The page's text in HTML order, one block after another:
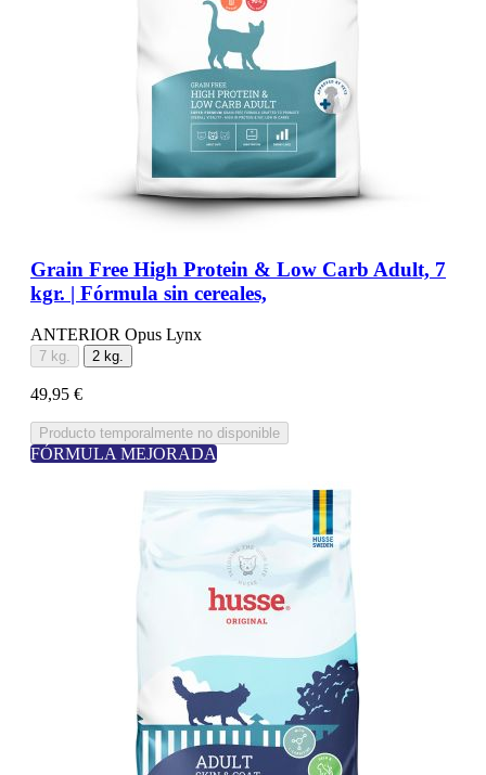
Grain Free High Protein & Low Carb Adult, 7
kgr. | Fórmula sin cereales,
ANTERIOR Opus Lynx
7 kg. 2 kg.
49,95 €
Producto temporalmente no disponible
FÓRMULA MEJORADA